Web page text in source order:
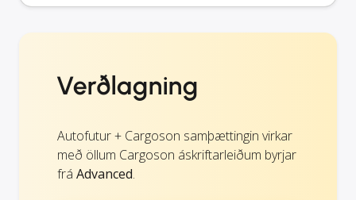
Verðlagning
Autofutur + Cargoson samþættingin virkar
með öllum Cargoson áskriftarleiðum byrjar
frá Advanced.